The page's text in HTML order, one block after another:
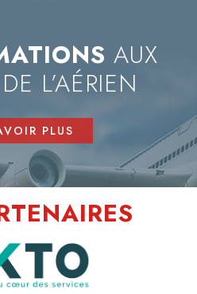
AUX
L’AÉRIEN
PLUS